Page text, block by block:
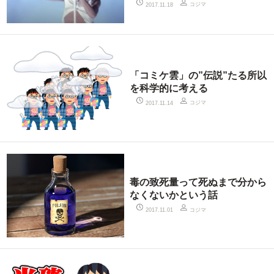
2017.11.18 コジマ
「コミケ雲」の”伝説”たる所以
を科学的に考える
2017.11.14 コジマ
毒の致死量って死ぬまで分から
なくないかという話
2017.11.01 コジマ